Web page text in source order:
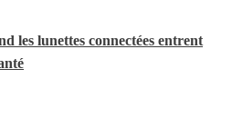
les lunettes connectées entrent